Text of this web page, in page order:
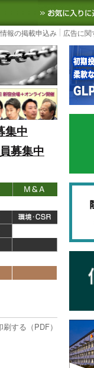
ど国内外の最新の
報の掲載申込み 広告に
集中
募集中
する（PDF）